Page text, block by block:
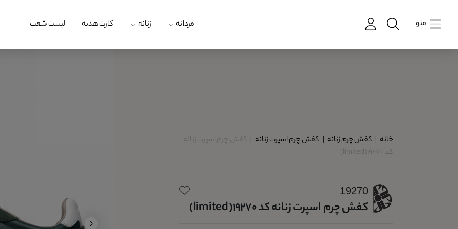
منو مردانه زنانه کارت هدیه لیست شعب
خانه | کفش چرم زنانه | کفش چرم اسپرت زنانه | کفش چرم اسپرت زنانه
کد 19270(limited)
19270
کفش چرم اسپرت زنانه کد 19270(limited)